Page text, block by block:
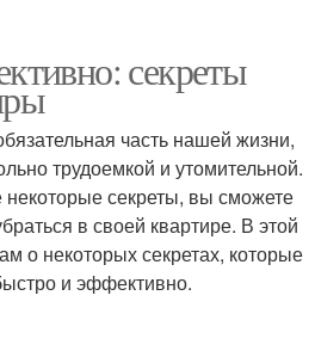
секреты
часть нашей жизни,
трудоемкой и утомительной.
секреты, вы сможете
в своей квартире. В этой
о некоторых секретах, которые
и эффективно.